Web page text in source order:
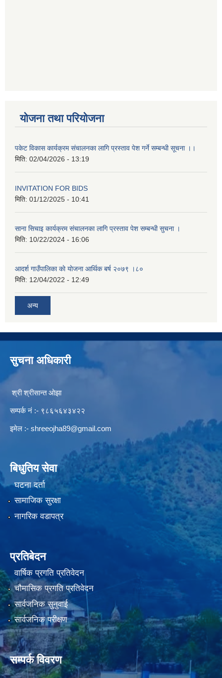
योजना तथा परियोजना
पकेट विकास कार्यक्रम संचालनका लागि प्रस्ताव पेश गर्ने सम्बन्धी सूचना ।।
मिति: 02/04/2026 - 13:19
INVITATION FOR BIDS
मिति: 01/12/2025 - 10:41
साना सिचाइ कार्यक्रम संचालनका लागि प्रस्ताव पेश सम्बन्धी सुचना ।
मिति: 10/22/2024 - 16:06
आदर्श गाउँपालिका काे याेजना आर्थिक बर्ष २०७९ ।८०
मिति: 12/04/2022 - 12:49
अन्य
सुचना अधिकारी
श्री श्रीसान्त ओझा
सम्पर्क नं :- ९८६५६४३४२२
इमेल :- shreeojha89@gmail.com
बिधुतिय सेवा
घटना दर्ता
सामाजिक सुरक्षा
नागरिक वडापत्र
प्रतिबेदन
वार्षिक प्रगति प्रतिवेदन
चौमासिक प्रगति प्रतिवेदन
सार्वजनिक सुनुवाई
सार्वजनिक परीक्षण
सम्पर्क विवरण